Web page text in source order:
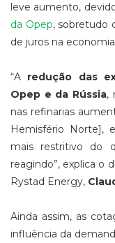
leve aumento,
da Opep, sobretudo
de juros na
“A redução das
Opep e da Rússia,
nas refinarias
Hemisfério Norte],
mais restritivo do
reagindo”, explica o
Rystad Energy,
Ainda assim, as
influência da